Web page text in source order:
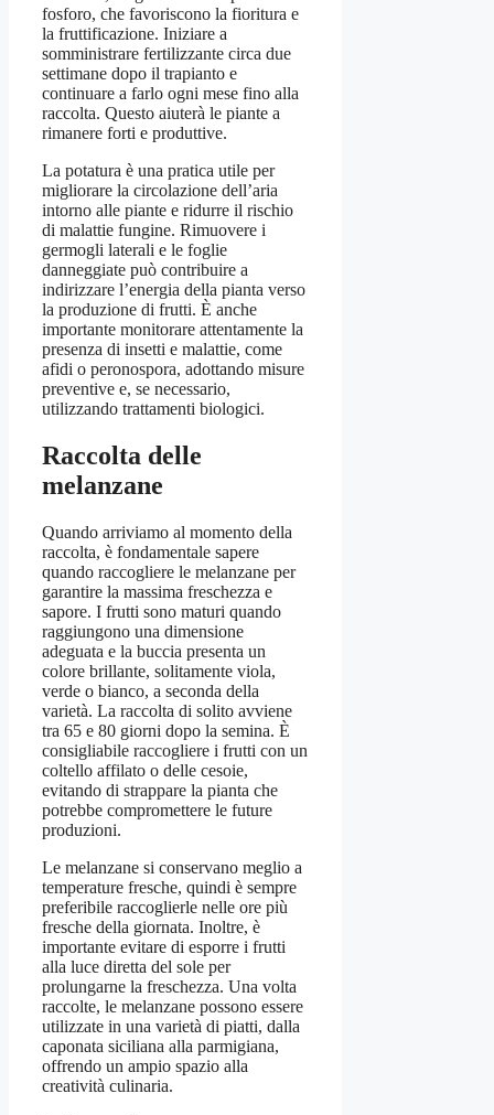
fosforo, che favoriscono la fioritura e
la fruttificazione. Iniziare a
somministrare fertilizzante circa due
settimane dopo il trapianto e
continuare a farlo ogni mese fino alla
raccolta. Questo aiuterà le piante a
rimanere forti e produttive.
La potatura è una pratica utile per
migliorare la circolazione dell’aria
intorno alle piante e ridurre il rischio
di malattie fungine. Rimuovere i
germogli laterali e le foglie
danneggiate può contribuire a
indirizzare l’energia della pianta verso
la produzione di frutti. È anche
importante monitorare attentamente la
presenza di insetti e malattie, come
afidi o peronospora, adottando misure
preventive e, se necessario,
utilizzando trattamenti biologici.
Raccolta delle
melanzane
Quando arriviamo al momento della
raccolta, è fondamentale sapere
quando raccogliere le melanzane per
garantire la massima freschezza e
sapore. I frutti sono maturi quando
raggiungono una dimensione
adeguata e la buccia presenta un
colore brillante, solitamente viola,
verde o bianco, a seconda della
varietà. La raccolta di solito avviene
tra 65 e 80 giorni dopo la semina. È
consigliabile raccogliere i frutti con un
coltello affilato o delle cesoie,
evitando di strappare la pianta che
potrebbe compromettere le future
produzioni.
Le melanzane si conservano meglio a
temperature fresche, quindi è sempre
preferibile raccoglierle nelle ore più
fresche della giornata. Inoltre, è
importante evitare di esporre i frutti
alla luce diretta del sole per
prolungarne la freschezza. Una volta
raccolte, le melanzane possono essere
utilizzate in una varietà di piatti, dalla
caponata siciliana alla parmigiana,
offrendo un ampio spazio alla
creatività culinaria.